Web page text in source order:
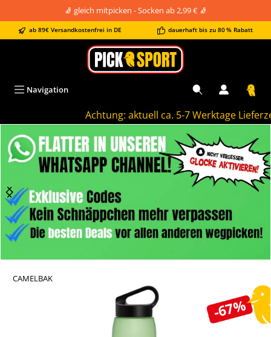
🧦 gleich mitpicken - Socken ab 2,99 € 🧦
ab 89€ Versandkostenfrei in DE dauerhaft bis zu 80 % Rabatt
Achtung: aktuell ca. 5-7 Werktage Lieferzeit!
Navigation
-67%
CAMELBAK